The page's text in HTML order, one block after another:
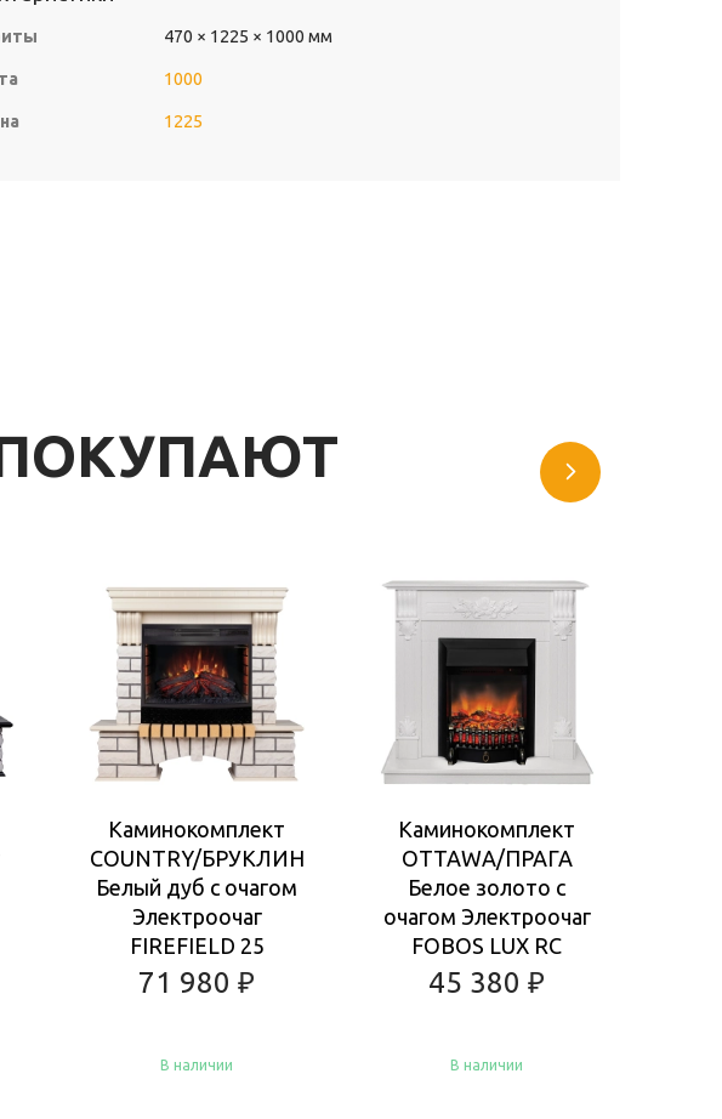
470 × 1225 × 1000 мм
1000
1225
Каминокомплект
COUNTRY/БРУКЛИН
Белый дуб с очагом
Электроочаг
FIREFIELD 25
71 980₽
В наличии
Каминокомплект
OTTAWA/ПРАГА
Белое золото с
очагом Электроочаг
FOBOS LUX RC
45 380₽
В наличии